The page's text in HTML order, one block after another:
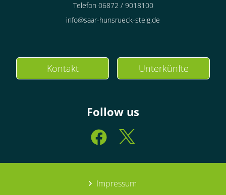
Telefon 06872 / 9018100
info@saar-hunsrueck-steig.de
Kontakt Unterkünfte
Follow us
Impressum